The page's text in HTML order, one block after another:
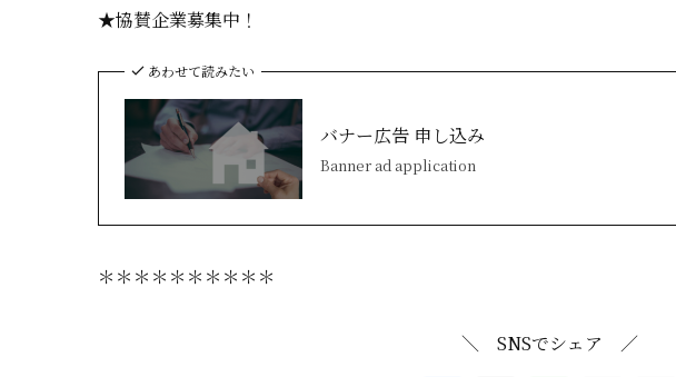
★協賛企業募集中！
あわせて読みたい
バナー広告 申し込み
Banner ad application
＊＊＊＊＊＊＊＊＊＊
＼ SNSでシェア ／